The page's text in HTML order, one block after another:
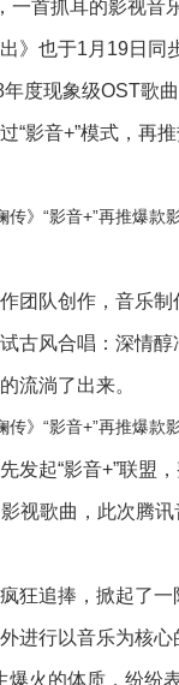
首抓耳的影视音
》也于1月19日同
现象级OST歌曲
影音+”模式，再
队创作，音乐制
古风合唱：深情
流淌了出来。
起“影音+”联盟
视歌曲，此次腾
追捧，掀起了一
进行以音乐为核心
的体质，纷纷表